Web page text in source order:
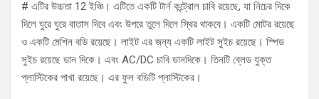
# এটির উচ্চতা 12 ইঞ্চি। এটিতে একটি টার্ন কন্ট্রোল চাবি রয়েছে, যা নিচের দিকে
দিলে ঘুরে ঘুরে বাতাস দিবে এবং উপরে তুলে দিলে স্থির থাকবে। একটি মোটর রয়েছে
ও একটি মেশিন বডি রয়েছে। লাইট এর জন্য একটি লাইট সুইচ রয়েছে। স্পিড
সুইচ রয়েছে ডান দিকে। এবং AC/DC চাবি ডানদিকে। তিনটি ব্লেড যুক্ত
প্লাস্টিকের পাখা রয়েছে। এর ফুল বডিটি প্লাস্টিকের।